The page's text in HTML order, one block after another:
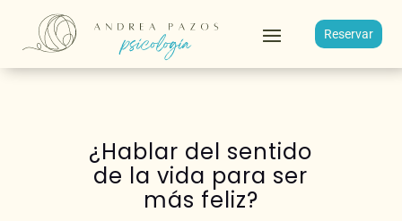
Reservar
¿Hablar del sentido
de la vida para ser
más feliz?